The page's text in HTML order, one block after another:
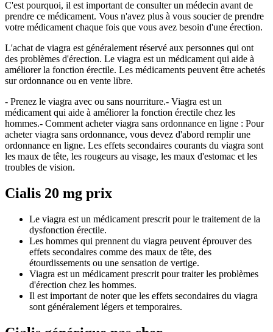
C'est pourquoi, il est important de consulter un médecin avant de
prendre ce médicament. Vous n'avez plus à vous soucier de prendre
votre médicament chaque fois que vous avez besoin d'une érection.
L'achat de viagra est généralement réservé aux personnes qui ont
des problèmes d'érection. Le viagra est un médicament qui aide à
améliorer la fonction érectile. Les médicaments peuvent être achetés
sur ordonnance ou en vente libre.
- Prenez le viagra avec ou sans nourriture.- Viagra est un
médicament qui aide à améliorer la fonction érectile chez les
hommes.- Comment acheter viagra sans ordonnance en ligne : Pour
acheter viagra sans ordonnance, vous devez d'abord remplir une
ordonnance en ligne. Les effets secondaires courants du viagra sont
les maux de tête, les rougeurs au visage, les maux d'estomac et les
troubles de vision.
Cialis 20 mg prix
Le viagra est un médicament prescrit pour le traitement de la
dysfonction érectile.
Les hommes qui prennent du viagra peuvent éprouver des
effets secondaires comme des maux de tête, des
étourdissements ou une sensation de vertige.
Viagra est un médicament prescrit pour traiter les problèmes
d'érection chez les hommes.
Il est important de noter que les effets secondaires du viagra
sont généralement légers et temporaires.